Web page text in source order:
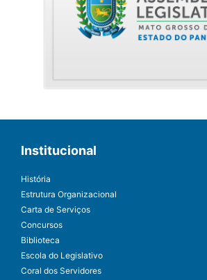
Institucional
História
Estrutura Organizacional
Carta de Serviços
Concursos
Biblioteca
Escola do Legislativo
Coral dos Servidores